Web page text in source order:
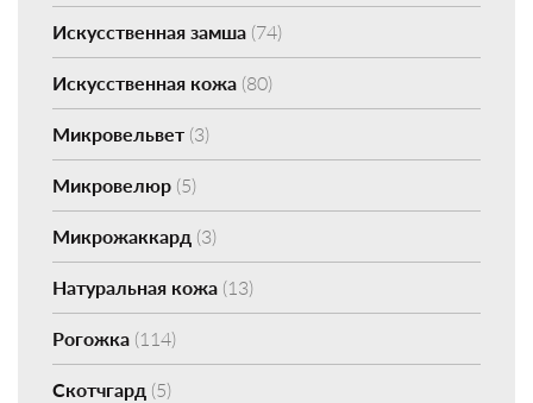
Искусственная замша (74)
Искусственная кожа (80)
Микровельвет (3)
Микровелюр (5)
Микрожаккард (3)
Натуральная кожа (13)
Рогожка (114)
Скотчгард (5)